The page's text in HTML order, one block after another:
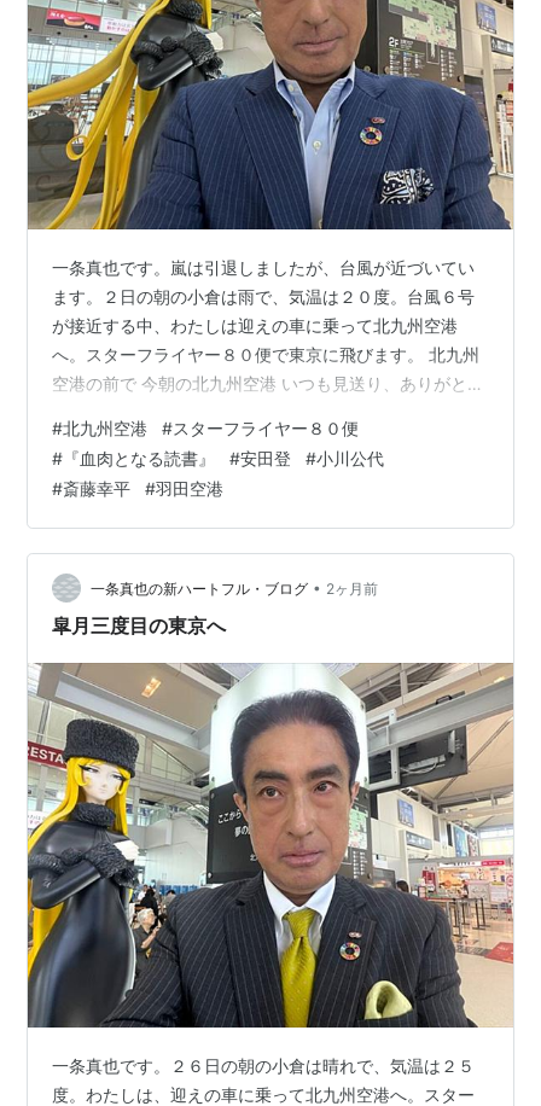
一条真也です。嵐は引退しましたが、台風が近づいてい
ます。２日の朝の小倉は雨で、気温は２０度。台風６号
が接近する中、わたしは迎えの車に乗って北九州空港
へ。スターフライヤー８０便で東京に飛びます。 北九州
空港の前で 今朝の北九州空港 いつも見送り、ありがとう
を務める一般財団法人 冠婚葬祭文化振興財団のグリーフ
ケア委員会の会議に参加することがメインです。その
他、日本を代表する終活ビジネスコンサルタントの方と
の面談、さらには今年７月に出版予定の人間国宝・十四
代 今泉今右衛門先生との対談本『「こころ」と「かた
ち」と「うつわ」』（仮題、産経新聞出版）、…
#北九州空港 #スターフライヤー８０便
# 『血肉となる読書』 #安田登 #小川公代
#斎藤幸平 #羽田空港
一条真也の新ハートフル・ブログ • 2ヶ月前
皐月三度目の東京へ
一条真也です。２６日の朝の小倉は晴れで、気温は２５
度。わたしは、迎えの車に乗って北九州空港へ。スター